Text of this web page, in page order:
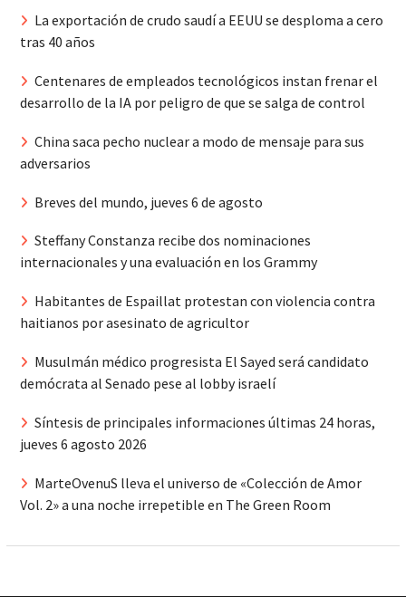
La exportación de crudo saudí a EEUU se desploma a cero
tras 40 años
Centenares de empleados tecnológicos instan frenar el
desarrollo de la IA por peligro de que se salga de control
China saca pecho nuclear a modo de mensaje para sus
adversarios
Breves del mundo, jueves 6 de agosto
Steffany Constanza recibe dos nominaciones
internacionales y una evaluación en los Grammy
Habitantes de Espaillat protestan con violencia contra
haitianos por asesinato de agricultor
Musulmán médico progresista El Sayed será candidato
demócrata al Senado pese al lobby israelí
Síntesis de principales informaciones últimas 24 horas,
jueves 6 agosto 2026
MarteOvenuS lleva el universo de «Colección de Amor
Vol. 2» a una noche irrepetible en The Green Room